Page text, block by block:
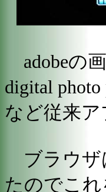
adobeの
digital
など従来ア
ブラウザ
たのでこ